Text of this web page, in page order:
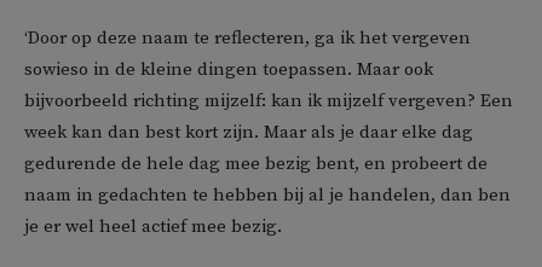
‘Door op deze naam te reflecteren, ga ik het vergeven
sowieso in de kleine dingen toepassen. Maar ook
bijvoorbeeld richting mijzelf: kan ik mijzelf vergeven? Een
week kan dan best kort zijn. Maar als je daar elke dag
gedurende de hele dag mee bezig bent, en probeert de
naam in gedachten te hebben bij al je handelen, dan ben
je er wel heel actief mee bezig.